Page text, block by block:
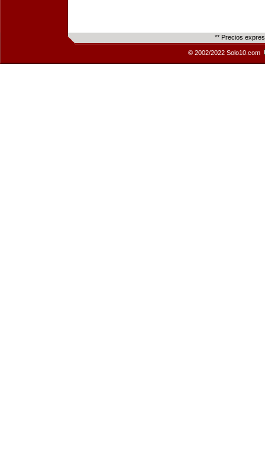
** Precios
© 2002/2022 Solo10.com